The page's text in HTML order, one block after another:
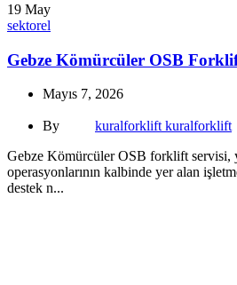
19 May
sektorel
Gebze Kömürcüler OSB
Mayıs 7, 2026
By
kuralforklift kuralforklift
Gebze Kömürcüler OSB forklift servisi,
operasyonlarının kalbinde yer alan
destek n...